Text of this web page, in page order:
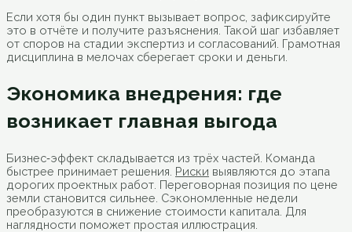
Если хотя бы один пункт вызывает вопрос, зафиксируйте
это в отчёте и получите разъяснения. Такой шаг избавляет
от споров на стадии экспертиз и согласований. Грамотная
дисциплина в мелочах сберегает сроки и деньги.
Экономика внедрения: где
возникает главная выгода
Бизнес‑эффект складывается из трёх частей. Команда
быстрее принимает решения. Риски выявляются до этапа
дорогих проектных работ. Переговорная позиция по цене
земли становится сильнее. Сэкономленные недели
преобразуются в снижение стоимости капитала. Для
наглядности поможет простая иллюстрация.